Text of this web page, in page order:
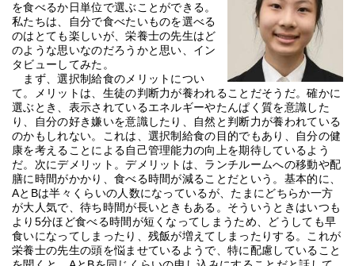
を食べるか日単位で選ぶことができる。
私たちは、自分で食べたいものを選べる
のはとても楽しいが、栄養士の先生はど
のような思いなのだろうかと思い、イン
タビューしてみた。
まず、選択制給食のメリットについ
て。メリットは、生徒の判断力が養われることだそうだ。確かに
選ぶとき、表示されているエネルギーやたんぱく質を意識した
り、自分の好き嫌いを意識したり、自然と判断力が養われている
のかもしれない。これは、選択制給食の目的でもあり、自分の健
康を考えることによる自己管理能力の向上を期待しているよう
だ。次にデメリット。デメリットは、ランチルームへの移動や配
膳に時間がかかり、食べる時間が減ることだという。基本的に、
AとBは半々くらいの人数になっているが、たまにどちらか一方
が大人気で、待ち時間が長いときもある。そういうときはいつも
より5分ほど食べる時間が短くなってしまうため、どうしても早
食いになってしまったり、残飯が増えてしまったりする。これが
栄養士の先生の頭を悩ませているようで、特に配慮していること